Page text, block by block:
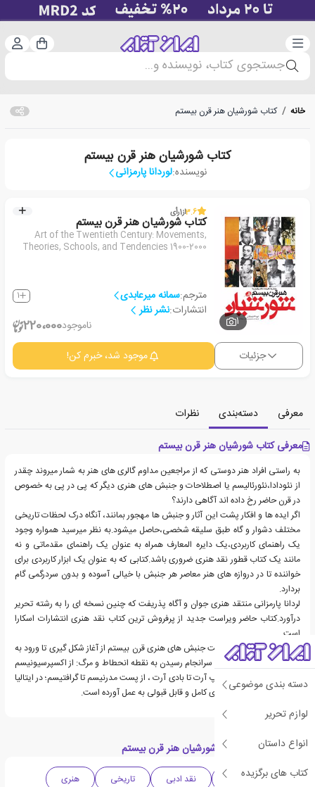
دسته‌بندی سبد
جستجوی کتاب، نویسنده و...
دسته بندی موضوعی
لوازم تحریر
انواع داستان
کتاب های برگزیده
خانه / کتاب شورشیان هنر قرن بیستم
کتاب شورشیان هنر قرن بیستم
نویسنده:لوردانا پارمزانی
1
3.6از1رأی
کتاب شورشیان هنر قرن بیستم
Art of the Twentieth Century: Movements,
Theories, Schools, and Tendencies 1900-2000
مترجم:سمانه میرعابدی 1
انتشارات:نشر نظر
ناموجود220،000
جزئیات موجود شد، خبرم کن!
معرفی دسته‌بندی
نظرات
معرفی کتاب شورشیان هنر قرن بیستم
به راستی افراد هنر دوستی که از مراجعین مداوم گالری های هنر به شمار میروند چقدر
از نئودادا،نئورئالیسم یا اصطلاحات و جنبش های هنری دیگر که پی در پی به خصوص
در قرن حاضر رخ داده اند آگاهی دارند؟
اگر ایده ها و افکار پشت این آثار و جنبش ها مهجور بمانند، آنگاه درک لحظات تاریخی
مختلف دشوار و گاه طبق سلیقه شخصی،حاصل میشود.به نظر میرسید همواره وجود
یک راهنمای کاربردی،یک دایره المعارف همراه به عنوان یک راهنمای مقدماتی و نه
مانند یک کتاب قطور نقد هنری ضروری باشد.کتابی که به عنوان یک ابزار کاربردی برای
خواننده تا در دروازه های هنر معاصر هر جنبش با خیالی آسوده و بدون سردرگمی گام
بردارد.
لردانا پارمزانی منتقد هنری جوان و آگاه پذریفت که چنین نسخه ای را به رشته تحریر
درآورد.کتاب حاضر ویراست جدید از پرفروش ترین کتاب نقد هنری انتشارات اسکارا
است.
این کتاب در مورد سرگذشت جنبش های هنری قرن بیستم از آغاز شکل گیری تا ورود به
مراحل پیشرفت و تکامل و سرانجام رسیدن به نقطه انحطاط و مرگ: از اکسپرسیونیسم
گرفته تا سورئالیسم و از پاپ آرت تا بادی آرت ، از پست مدرنیسم تا گرافتیسم؛ در ایتالیا
و سایر نقاط جهان، گردآوری کامل و قابل قبولی به عمل آورده است.
دسته بندی های کتاب شورشیان هنر قرن بیستم
دهه 2010 میلادی نقد ادبی تاریخی
هنری